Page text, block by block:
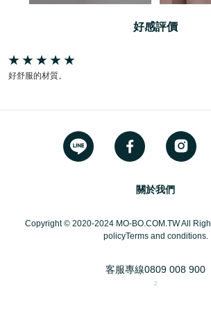
好感評價
好舒服的材質。
關於我們
Copyright © 2020-2024 MO-BO.COM.TW All
policyTerms and conditions.
客服專線0809 008 900
2